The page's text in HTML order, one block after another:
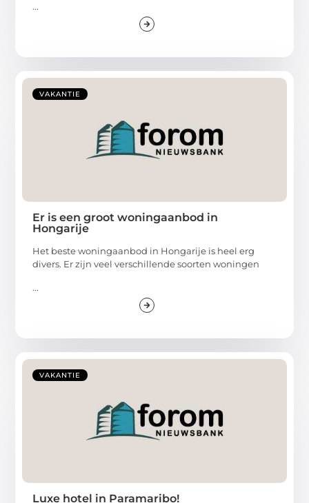
...
VAKANTIE
Er is een groot woningaanbod in
Hongarije
Het beste woningaanbod in Hongarije is heel erg
divers. Er zijn veel verschillende soorten woningen
...
VAKANTIE
Luxe hotel in Paramaribo!